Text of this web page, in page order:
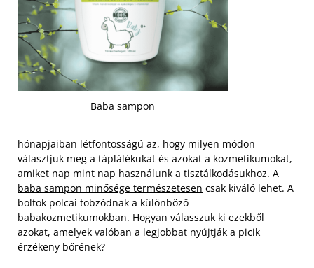
Baba sampon
hónapjaiban létfontosságú az, hogy milyen módon
választjuk meg a táplálékukat és azokat a kozmetikumokat,
amiket nap mint nap használunk a tisztálkodásukhoz. A
baba sampon minősége természetesen csak kiváló lehet. A
boltok polcai tobzódnak a különböző
babakozmetikumokban. Hogyan válasszuk ki ezekből
azokat, amelyek valóban a legjobbat nyújtják a picik
érzékeny bőrének?